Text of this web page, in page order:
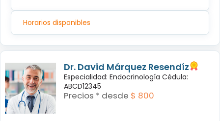
Horarios disponibles
Dr. David Márquez Resendíz
Especialidad: Endocrinología Cédula:
ABCD12345
Precios * desde $ 800